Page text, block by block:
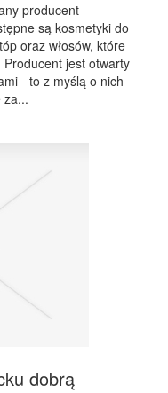
producent
są kosmetyki do
oraz włosów, które
jest otwarty
- to z myślą o nich
za...
dobrą